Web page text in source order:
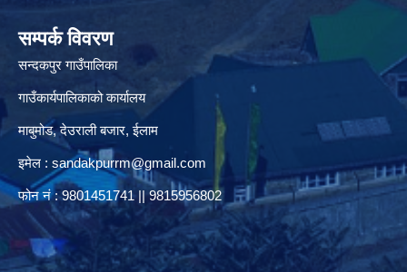
सम्पर्क विवरण
सन्दकपुर गाउँपालिका
गाउँकार्यपालिकाको कार्यालय
माबुमोड, देउराली बजार, ईलाम
इमेल : sandakpurrm@gmail.com
फोन नं : 9801451741 || 9815956802